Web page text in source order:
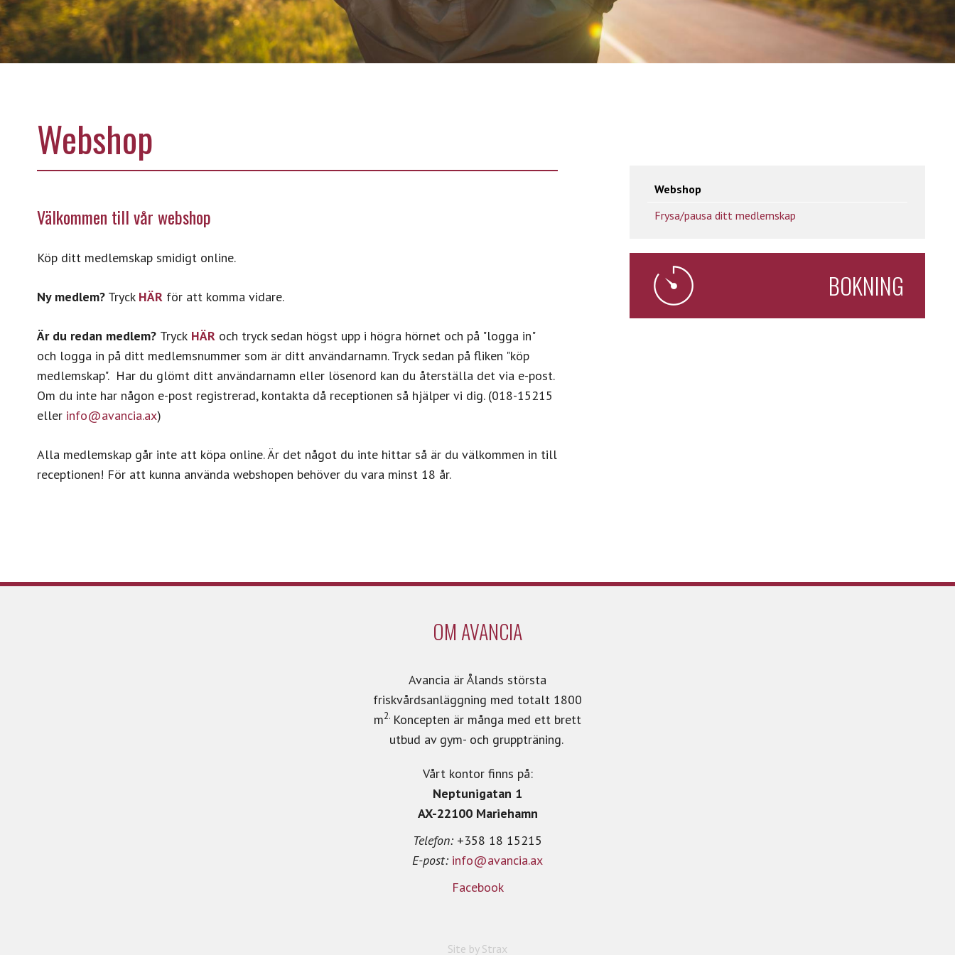
Webshop
Välkommen till vår webshop
Köp ditt medlemskap smidigt online.
Ny medlem? Tryck HÄR för att komma vidare.
Är du redan medlem? Tryck HÄR och tryck sedan högst upp i högra hörnet och på "logga in"
och logga in på ditt medlemsnummer som är ditt användarnamn. Tryck sedan på fliken "köp
medlemskap". Har du glömt ditt användarnamn eller lösenord kan du återställa det via e-post.
Om du inte har någon e-post registrerad, kontakta då receptionen så hjälper vi dig. (018-15215
eller info@avancia.ax)
Alla medlemskap går inte att köpa online. Är det något du inte hittar så är du välkommen in till
receptionen! För att kunna använda webshopen behöver du vara minst 18 år.
Webshop
Frysa/pausa ditt medlemskap
BOKNING
OM AVANCIA
Avancia är Ålands största
friskvårdsanläggning med totalt 1800
m2. Koncepten är många med ett brett
utbud av gym- och gruppträning.
Vårt kontor finns på:
Neptunigatan 1
AX-22100 Mariehamn
Telefon: +358 18 15215
E-post: info@avancia.ax
Facebook
Site by Strax